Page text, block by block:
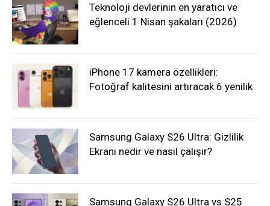
Teknoloji devlerinin en yaratıcı ve
eğlenceli 1 Nisan şakaları (2026)
iPhone 17 kamera özellikleri:
Fotoğraf kalitesini artıracak 6 yenilik
Samsung Galaxy S26 Ultra: Gizlilik
Ekranı nedir ve nasıl çalışır?
Samsung Galaxy S26 Ultra vs S25